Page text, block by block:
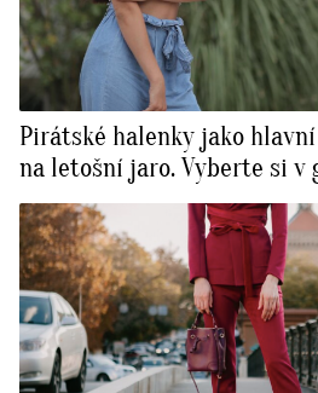
Pirátské halenky jako
na letošní jaro. Vyberte si v